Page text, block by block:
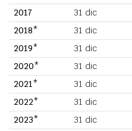
2017
31 dic
2018*
31 dic
2019*
31 dic
2020*
31 dic
2021*
31 dic
2022*
31 dic
2023*
31 dic